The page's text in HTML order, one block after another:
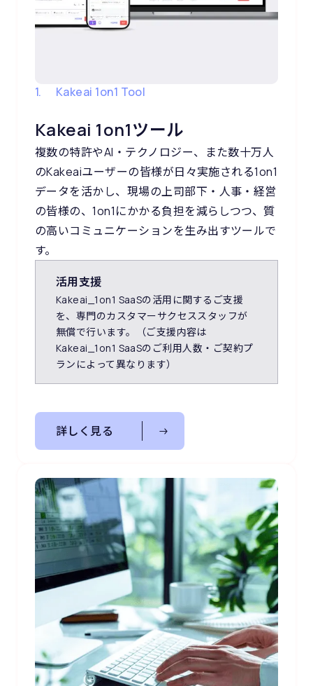
1. Kakeai 1on1 Tool
Kakeai 1on1ツール
複数の特許やAI・テクノロジー、また数十万人
のKakeaiユーザーの皆様が日々実施される1on1
データを活かし、現場の上司部下・人事・経営
の皆様の、1on1にかかる負担を減らしつつ、質
の高いコミュニケーションを生み出すツールで
す。
活用支援
Kakeai_1on1 SaaSの活用に関するご支援
を、専門のカスタマーサクセススタッフが
無償で行います。（ご支援内容は
Kakeai_1on1 SaaSのご利用人数・ご契約プ
ランによって異なります）
詳しく見る